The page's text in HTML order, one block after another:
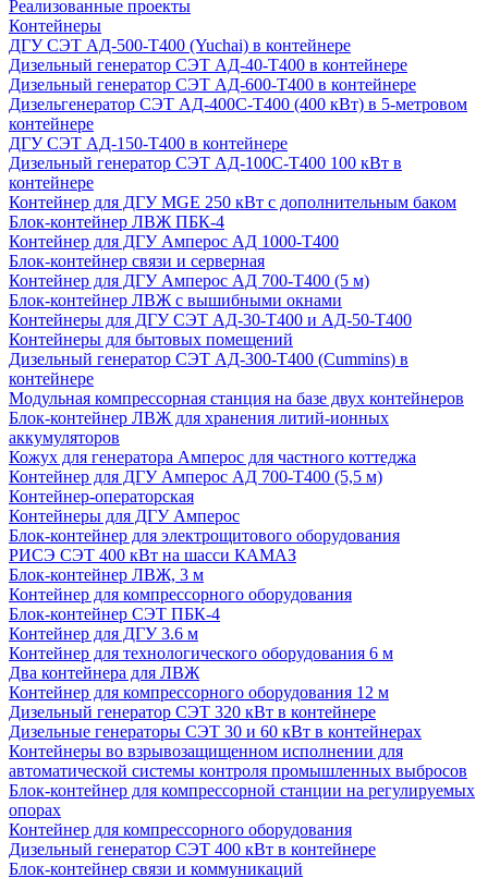
Реализованные проекты
Контейнеры
ДГУ СЭТ АД-500-Т400 (Yuchai) в контейнере
Дизельный генератор СЭТ АД-40-Т400 в контейнере
Дизельный генератор СЭТ АД-600-Т400 в контейнере
Дизельгенератор СЭТ АД-400С-Т400 (400 кВт) в 5-метровом
контейнере
ДГУ СЭТ АД-150-Т400 в контейнере
Дизельный генератор СЭТ АД-100С-Т400 100 кВт в
контейнере
Контейнер для ДГУ MGE 250 кВт с дополнительным баком
Блок-контейнер ЛВЖ ПБК-4
Контейнер для ДГУ Амперос АД 1000-Т400
Блок-контейнер связи и серверная
Контейнер для ДГУ Амперос АД 700-Т400 (5 м)
Блок-контейнер ЛВЖ с вышибными окнами
Контейнеры для ДГУ СЭТ АД-30-Т400 и АД-50-Т400
Контейнеры для бытовых помещений
Дизельный генератор СЭТ АД-300-Т400 (Cummins) в
контейнере
Модульная компрессорная станция на базе двух контейнеров
Блок-контейнер ЛВЖ для хранения литий-ионных
аккумуляторов
Кожух для генератора Амперос для частного коттеджа
Контейнер для ДГУ Амперос АД 700-Т400 (5,5 м)
Контейнер-операторская
Контейнеры для ДГУ Амперос
Блок-контейнер для электрощитового оборудования
РИСЭ СЭТ 400 кВт на шасси КАМАЗ
Блок-контейнер ЛВЖ, 3 м
Контейнер для компрессорного оборудования
Блок-контейнер СЭТ ПБК-4
Контейнер для ДГУ 3.6 м
Контейнер для технологического оборудования 6 м
Два контейнера для ЛВЖ
Контейнер для компрессорного оборудования 12 м
Дизельный генератор СЭТ 320 кВт в контейнере
Дизельные генераторы СЭТ 30 и 60 кВт в контейнерах
Контейнеры во взрывозащищенном исполнении для
автоматической системы контроля промышленных выбросов
Блок-контейнер для компрессорной станции на регулируемых
опорах
Контейнер для компрессорного оборудования
Дизельный генератор СЭТ 400 кВт в контейнере
Блок-контейнер связи и коммуникаций